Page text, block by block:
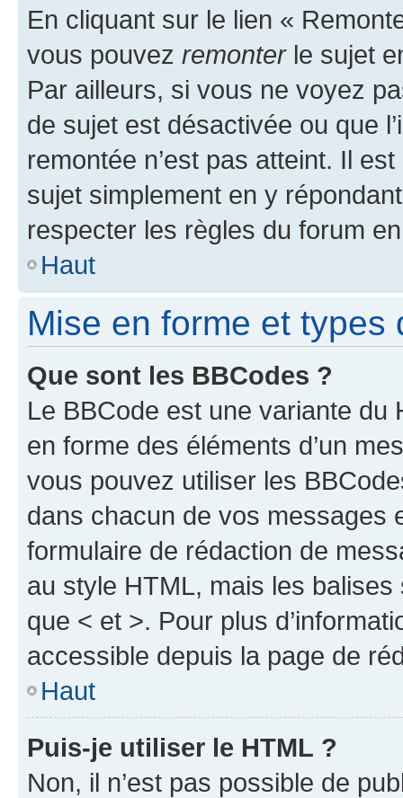
En cliquant sur le lien «
vous pouvez remonterle sujet
Par ailleurs, si vous ne voyez
de sujet est désactivée ou que
remontée n’est pas atteint. Il
sujet simplement en y
respecter les règles du forum
Haut
Mise en forme et types
Que sont les BBCodes ?
Le BBCode est une variante du
en forme des éléments d’un
vous pouvez utiliser les
dans chacun de vos messages
formulaire de rédaction de
au style HTML, mais les
que < et >. Pour plus
accessible depuis la page de
Haut
Puis-je utiliser le HTML ?
Non, il n’est pas possible de